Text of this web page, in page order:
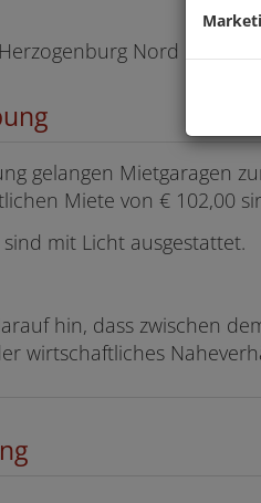
gelangen Mietgaragen
Miete von € 102,00
sind mit Licht ausgestattet.
hin, dass zwischen
wirtschaftliches